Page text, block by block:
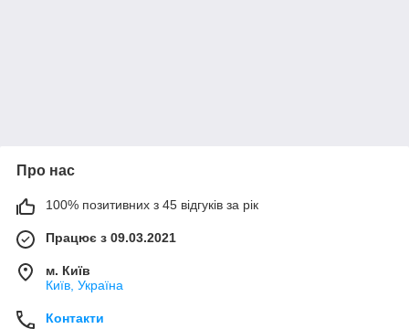
Про нас
100% позитивних з 45 відгуків за рік
Працює з 09.03.2021
м. Київ
Київ, Україна
Контакти